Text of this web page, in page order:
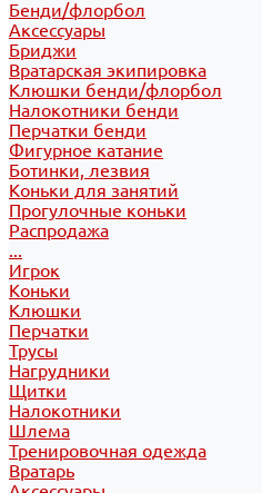
Бенди/флорбол
Аксессуары
Бриджи
Вратарская экипировка
Клюшки бенди/флорбол
Налокотники бенди
Перчатки бенди
Фигурное катание
Ботинки, лезвия
Коньки для занятий
Прогулочные коньки
Распродажа
...
Игрок
Коньки
Клюшки
Перчатки
Трусы
Нагрудники
Щитки
Налокотники
Шлема
Тренировочная одежда
Вратарь